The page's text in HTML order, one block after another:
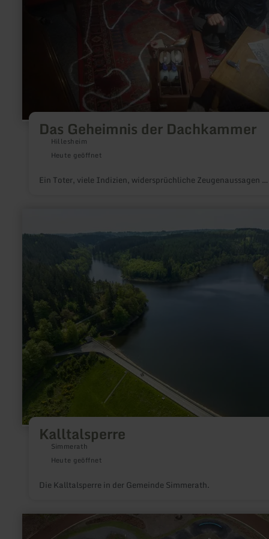
Das Geheimnis der Dachkammer
Hillesheim
Heute geöffnet
Ein Toter, viele Indizien, widersprüchliche Zeugenaussagen …
Kalltalsperre
Simmerath
Heute geöffnet
Die Kalltalsperre in der Gemeinde Simmerath.
zu:
zu: